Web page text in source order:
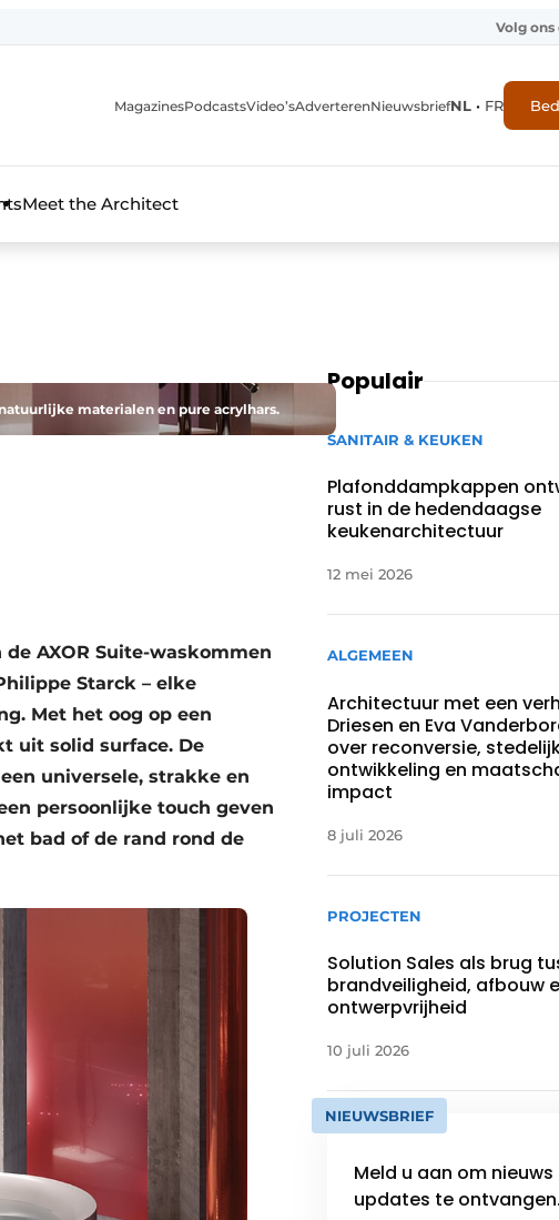
Volg ons
MagazinesPodcastsVideo’sAdverterenNieuwsbriefNL • FR
Meet the Architect
materialen en pure acrylhars.
AXOR Suite-waskommen
Starck – elke
Met het oog op een
uit solid surface. De
universele, strakke en
persoonlijke touch geven
bad of de rand rond de
Populair
SANITAIR & KEUKEN
Plafonddampkappen
rust in de hedendaagse
keukenarchitectuur
12 mei 2026
ALGEMEEN
Architectuur met een
Driesen en Eva
over reconversie,
ontwikkeling en
impact
8 juli 2026
PROJECTEN
Solution Sales als brug
brandveiligheid, afbouw
ontwerpvrijheid
10 juli 2026
NIEUWSBRIEF
Meld u aan om nieuws
updates te ontvangen.